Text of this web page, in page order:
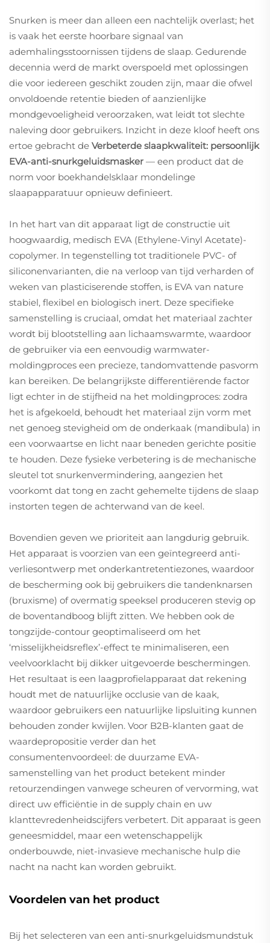
Snurken is meer dan alleen een nachtelijk overlast; het
is vaak het eerste hoorbare signaal van
ademhalingsstoornissen tijdens de slaap. Gedurende
decennia werd de markt overspoeld met oplossingen
die voor iedereen geschikt zouden zijn, maar die ofwel
onvoldoende retentie bieden of aanzienlijke
mondgevoeligheid veroorzaken, wat leidt tot slechte
naleving door gebruikers. Inzicht in deze kloof heeft ons
ertoe gebracht de Verbeterde slaapkwaliteit: persoonlijk
EVA-anti-snurkgeluidsmasker — een product dat de
norm voor boekhandelsklaar mondelinge
slaapapparatuur opnieuw definieert.
In het hart van dit apparaat ligt de constructie uit
hoogwaardig, medisch EVA (Ethylene-Vinyl Acetate)-
copolymer. In tegenstelling tot traditionele PVC- of
siliconenvarianten, die na verloop van tijd verharden of
weken van plasticiserende stoffen, is EVA van nature
stabiel, flexibel en biologisch inert. Deze specifieke
samenstelling is cruciaal, omdat het materiaal zachter
wordt bij blootstelling aan lichaamswarmte, waardoor
de gebruiker via een eenvoudig warmwater-
moldingproces een precieze, tandomvattende pasvorm
kan bereiken. De belangrijkste differentiërende factor
ligt echter in de stijfheid na het moldingproces: zodra
het is afgekoeld, behoudt het materiaal zijn vorm met
net genoeg stevigheid om de onderkaak (mandibula) in
een voorwaartse en licht naar beneden gerichte positie
te houden. Deze fysieke verbetering is de mechanische
sleutel tot snurkenvermindering, aangezien het
voorkomt dat tong en zacht gehemelte tijdens de slaap
instorten tegen de achterwand van de keel.
Bovendien geven we prioriteit aan langdurig gebruik.
Het apparaat is voorzien van een geïntegreerd anti-
verliesontwerp met onderkantretentiezones, waardoor
de bescherming ook bij gebruikers die tandenknarsen
(bruxisme) of overmatig speeksel produceren stevig op
de boventandboog blijft zitten. We hebben ook de
tongzijde-contour geoptimaliseerd om het
‘misselijkheidsreflex’-effect te minimaliseren, een
veelvoorklacht bij dikker uitgevoerde beschermingen.
Het resultaat is een laagprofielapparaat dat rekening
houdt met de natuurlijke occlusie van de kaak,
waardoor gebruikers een natuurlijke lipsluiting kunnen
behouden zonder kwijlen. Voor B2B-klanten gaat de
waardepropositie verder dan het
consumentenvoordeel: de duurzame EVA-
samenstelling van het product betekent minder
retourzendingen vanwege scheuren of vervorming, wat
direct uw efficiëntie in de supply chain en uw
klanttevredenheidscijfers verbetert. Dit apparaat is geen
geneesmiddel, maar een wetenschappelijk
onderbouwde, niet-invasieve mechanische hulp die
nacht na nacht kan worden gebruikt.
Voordelen van het product
Bij het selecteren van een anti-snurkgeluidsmundstuk